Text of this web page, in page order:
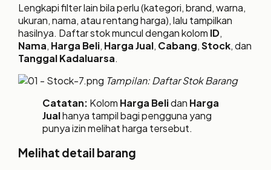
Lengkapi filter lain bila perlu (kategori, brand, warna,
ukuran, nama, atau rentang harga), lalu tampilkan
hasilnya. Daftar stok muncul dengan kolom ID,
Nama, Harga Beli, Harga Jual, Cabang,Stock, dan
Tanggal Kadaluarsa.
Tampilan: Daftar Stok Barang
Catatan: Kolom Harga Belidan Harga
Jualhanya tampil bagi pengguna yang
punya izin melihat harga tersebut.
Melihat detail barang